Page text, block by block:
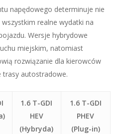
napędowego determinuje nie
realne wydatki na
Wersje hybrydowe
miejskim, natomiast
rozwiązanie dla kierowców
trasy autostradowe.
1.6 T-GDI
HEV
(Hybryda)
1.6 T-GDI
PHEV
(Plug-in)